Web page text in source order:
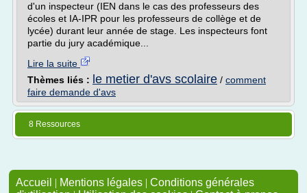
d'un inspecteur (IEN dans le cas des professeurs des
écoles et IA-IPR pour les professeurs de collège et de
lycée) durant leur année de stage. Les inspecteurs font
partie du jury académique...
Lire la suite
Thèmes liés : le metier d'avs scolaire / comment
faire demande d'avs
8 Ressources
Accueil | Mentions légales | Conditions générales